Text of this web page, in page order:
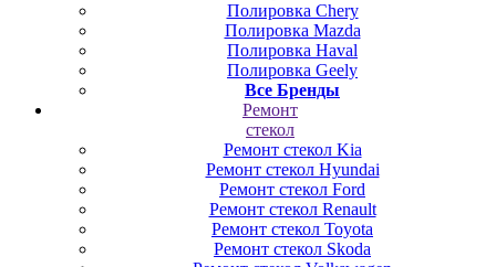
Полировка Chery
Полировка Mazda
Полировка Haval
Полировка Geely
Все Бренды
Ремонт
стекол
Ремонт стекол Kia
Ремонт стекол Hyundai
Ремонт стекол Ford
Ремонт стекол Renault
Ремонт стекол Toyota
Ремонт стекол Skoda